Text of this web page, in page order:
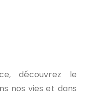
découvrez le
nos vies et dans